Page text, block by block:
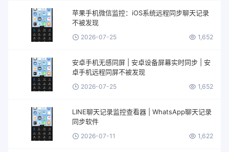
苹果手机微信监控：iOS系统远程同步聊天记录
不被发现
2026-07-25 1,652
安卓手机无感同屏 | 安卓设备屏幕实时同步 | 安
卓手机远程同屏不被发现
2026-07-25 1,652
LINE聊天记录监控查看器 | WhatsApp聊天记录
同步软件
2026-07-11 1,622